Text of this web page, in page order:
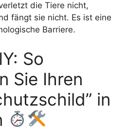
die Tiere nicht,
fängt sie nicht. Es ist eine
Barriere.
So
Sie Ihren
in